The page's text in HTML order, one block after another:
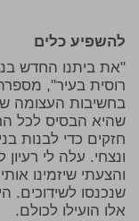
להשפיע כלים
"את ביתנו החדש
רוסית בעיר",
בחשיבות העצומה
שהיא הבסיס לכל
חזקים כדי לבנות
ונצחי. עלה לי
והצעתי שיזמינו
שנכנסו לשידוכים.
אלו הועילו לכולם.